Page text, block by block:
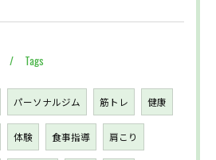
Tags
パーソナルジム 筋トレ 健康
体験 食事指導 肩こり